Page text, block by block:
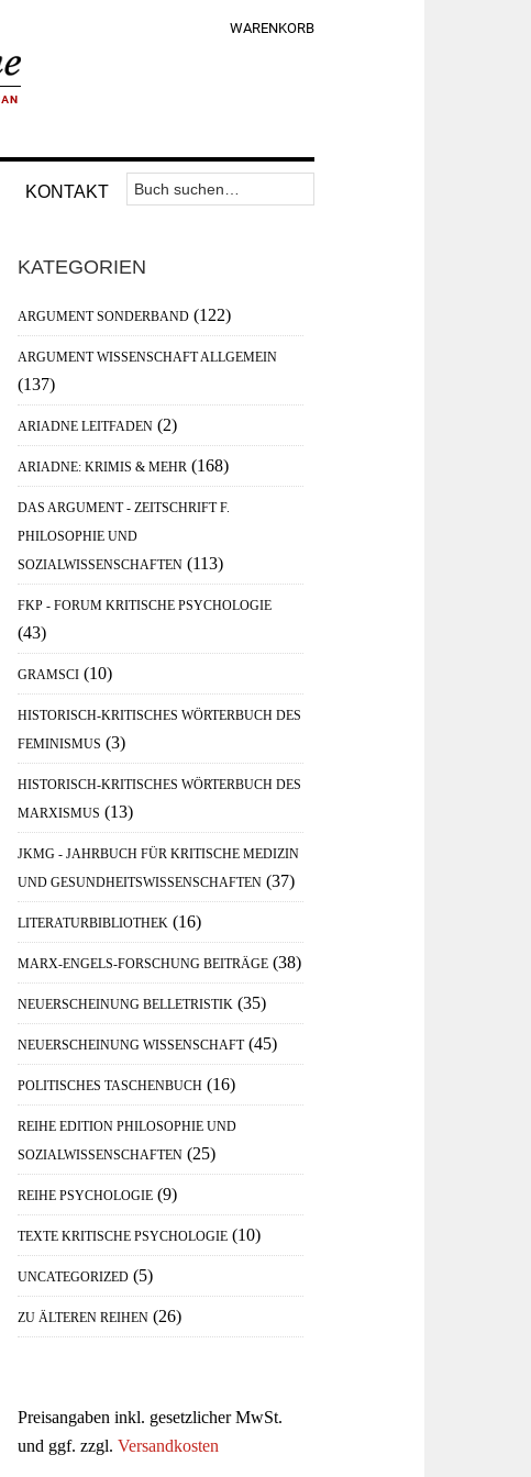
WARENKORB
KONTAKT
Nav
Area
Suchen
nach:
Haupt-
Sidebar
KATEGORIEN
ARGUMENT SONDERBAND (122)
ARGUMENT WISSENSCHAFT ALLGEMEIN
(137)
ARIADNE LEITFADEN (2)
ARIADNE: KRIMIS & MEHR (168)
DAS ARGUMENT - ZEITSCHRIFT F.
PHILOSOPHIE UND
SOZIALWISSENSCHAFTEN (113)
FKP - FORUM KRITISCHE PSYCHOLOGIE
(43)
GRAMSCI (10)
HISTORISCH-KRITISCHES WÖRTERBUCH DES
FEMINISMUS (3)
HISTORISCH-KRITISCHES WÖRTERBUCH DES
MARXISMUS (13)
JKMG - JAHRBUCH FÜR KRITISCHE MEDIZIN
UND GESUNDHEITSWISSENSCHAFTEN (37)
LITERATURBIBLIOTHEK (16)
MARX-ENGELS-FORSCHUNG BEITRÄGE (38)
NEUERSCHEINUNG BELLETRISTIK (35)
NEUERSCHEINUNG WISSENSCHAFT (45)
POLITISCHES TASCHENBUCH (16)
REIHE EDITION PHILOSOPHIE UND
SOZIALWISSENSCHAFTEN (25)
REIHE PSYCHOLOGIE (9)
TEXTE KRITISCHE PSYCHOLOGIE (10)
UNCATEGORIZED (5)
ZU ÄLTEREN REIHEN (26)
Preisangaben inkl. gesetzlicher MwSt.
und ggf. zzgl. Versandkosten